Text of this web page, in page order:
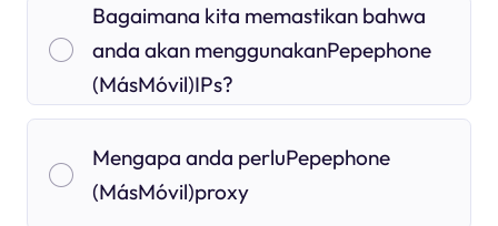
Bagaimana kita memastikan bahwa
anda akan menggunakanPepephone
(MásMóvil)IPs?
Mengapa anda perluPepephone
(MásMóvil)proxy